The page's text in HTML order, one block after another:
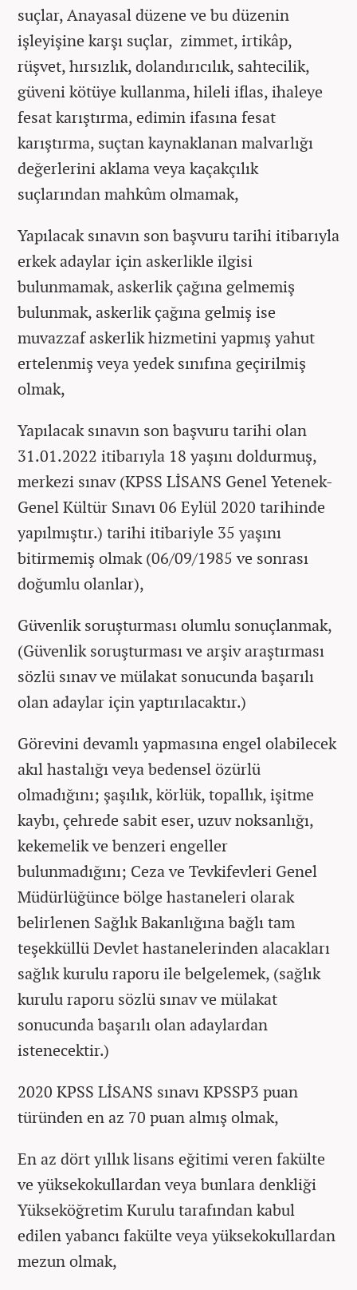
suçlar, Anayasal düzene ve bu düzenin
işleyişine karşı suçlar, zimmet, irtikâp,
rüşvet, hırsızlık, dolandırıcılık, sahtecilik,
güveni kötüye kullanma, hileli iflas, ihaleye
fesat karıştırma, edimin ifasına fesat
karıştırma, suçtan kaynaklanan malvarlığı
değerlerini aklama veya kaçakçılık
suçlarından mahkûm olmamak,
Yapılacak sınavın son başvuru tarihi itibarıyla
erkek adaylar için askerlikle ilgisi
bulunmamak, askerlik çağına gelmemiş
bulunmak, askerlik çağına gelmiş ise
muvazzaf askerlik hizmetini yapmış yahut
ertelenmiş veya yedek sınıfına geçirilmiş
olmak,
Yapılacak sınavın son başvuru tarihi olan
31.01.2022 itibarıyla 18 yaşını doldurmuş,
merkezi sınav (KPSS LİSANS Genel Yetenek-
Genel Kültür Sınavı 06 Eylül 2020 tarihinde
yapılmıştır.) tarihi itibariyle 35 yaşını
bitirmemiş olmak (06/09/1985 ve sonrası
doğumlu olanlar),
Güvenlik soruşturması olumlu sonuçlanmak,
(Güvenlik soruşturması ve arşiv araştırması
sözlü sınav ve mülakat sonucunda başarılı
olan adaylar için yaptırılacaktır.)
Görevini devamlı yapmasına engel olabilecek
akıl hastalığı veya bedensel özürlü
olmadığını; şaşılık, körlük, topallık, işitme
kaybı, çehrede sabit eser, uzuv noksanlığı,
kekemelik ve benzeri engeller
bulunmadığını; Ceza ve Tevkifevleri Genel
Müdürlüğünce bölge hastaneleri olarak
belirlenen Sağlık Bakanlığına bağlı tam
teşekküllü Devlet hastanelerinden alacakları
sağlık kurulu raporu ile belgelemek, (sağlık
kurulu raporu sözlü sınav ve mülakat
sonucunda başarılı olan adaylardan
istenecektir.)
2020 KPSS LİSANS sınavı KPSSP3 puan
türünden en az 70 puan almış olmak,
En az dört yıllık lisans eğitimi veren fakülte
ve yüksekokullardan veya bunlara denkliği
Yükseköğretim Kurulu tarafından kabul
edilen yabancı fakülte veya yüksekokullardan
mezun olmak,